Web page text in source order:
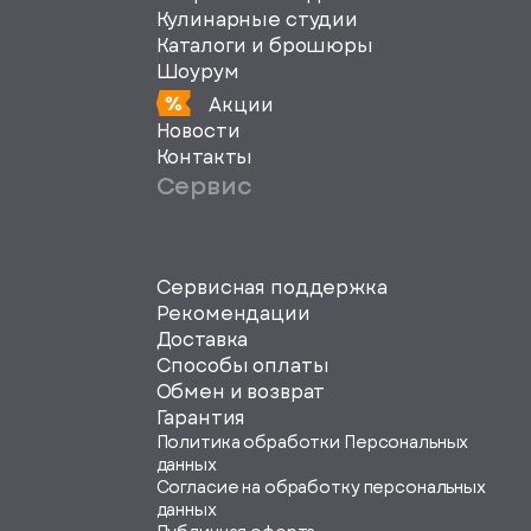
Кулинарные студии
Каталоги и брошюры
Шоурум
Акции
Новости
Контакты
Сервис
Сервисная поддержка
Рекомендации
Доставка
Способы оплаты
Обмен и возврат
Гарантия
Политика обработки Персональных
данных
Согласие на обработку персональных
данных